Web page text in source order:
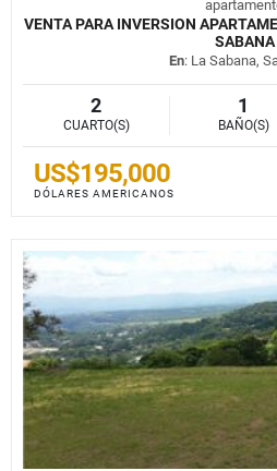
VENTA PARA INVERSION
SABANA
En: La Sabana,
2
CUARTO(S)
1
BAÑO(S)
US$195,000
DÓLARES AMERICANOS